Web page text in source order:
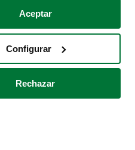
Aceptar
Configurar
Rechazar